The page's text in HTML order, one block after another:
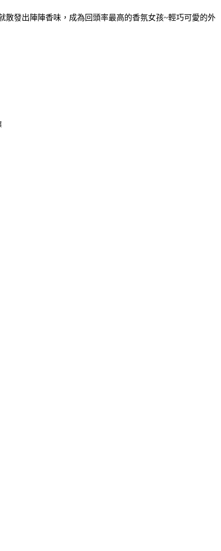
散發出陣陣香味，成為回頭率最高的香氛女孩~輕巧可愛的外